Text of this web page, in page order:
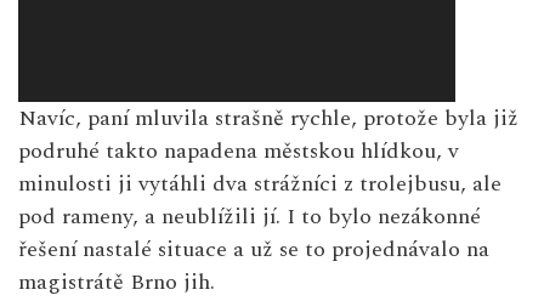
Navíc, paní mluvila strašně rychle, protože byla již
podruhé takto napadena městskou hlídkou, v
minulosti ji vytáhli dva strážníci z trolejbusu, ale
pod rameny, a neublížili jí. I to bylo nezákonné
řešení nastalé situace a už se to projednávalo na
magistrátě Brno jih.